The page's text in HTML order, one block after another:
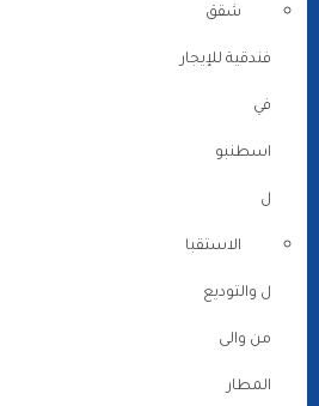
شقق
فندقية للإيجار
في
اسطنبو
ل
الاستقبا
ل والتوديع
من والى
المطار